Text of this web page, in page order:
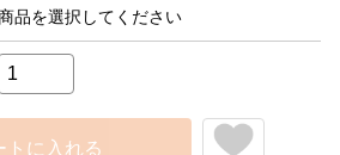
品を選択してください
トに入れる